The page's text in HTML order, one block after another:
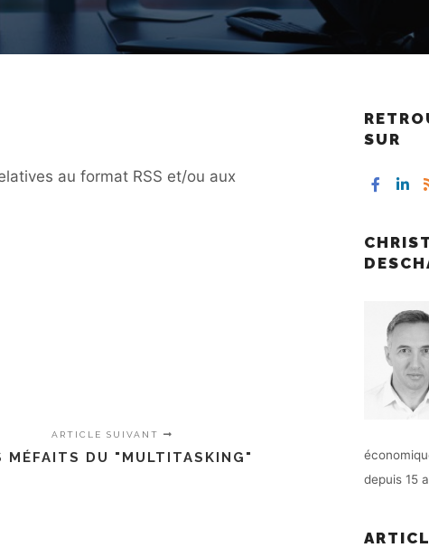
au format RSS et/ou aux
ARTICLE SUIVANT
MÉFAITS DU "MULTITASKING"
SUR
depuis 15